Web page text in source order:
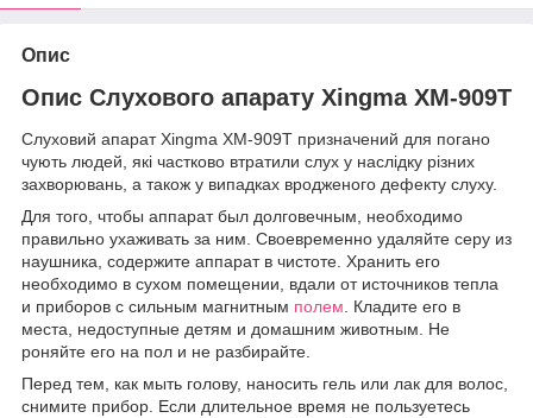
Опис
Опис Слухового апарату Xingma XM-909T
Слуховий апарат Xingma XM-909T призначений для погано
чують людей, які частково втратили слух у наслідку різних
захворювань, а також у випадках вродженого дефекту слуху.
Для того, чтобы аппарат был долговечным, необходимо
правильно ухаживать за ним. Своевременно удаляйте серу из
наушника, содержите аппарат в чистоте. Хранить его
необходимо в сухом помещении, вдали от источников тепла
и приборов с сильным магнитным полем. Кладите его в
места, недоступные детям и домашним животным. Не
роняйте его на пол и не разбирайте.
Перед тем, как мыть голову, наносить гель или лак для волос,
снимите прибор. Если длительное время не пользуетесь